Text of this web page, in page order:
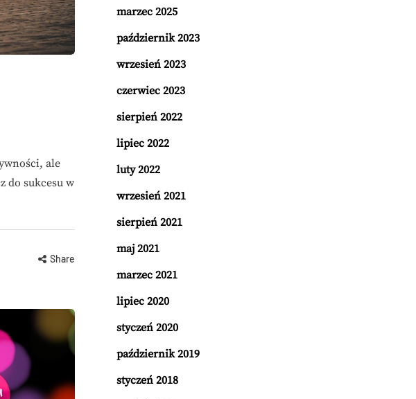
ale
do sukcesu w
Share
marzec 2025
październik 2023
wrzesień 2023
czerwiec 2023
sierpień 2022
lipiec 2022
luty 2022
wrzesień 2021
sierpień 2021
maj 2021
marzec 2021
lipiec 2020
styczeń 2020
październik 2019
styczeń 2018